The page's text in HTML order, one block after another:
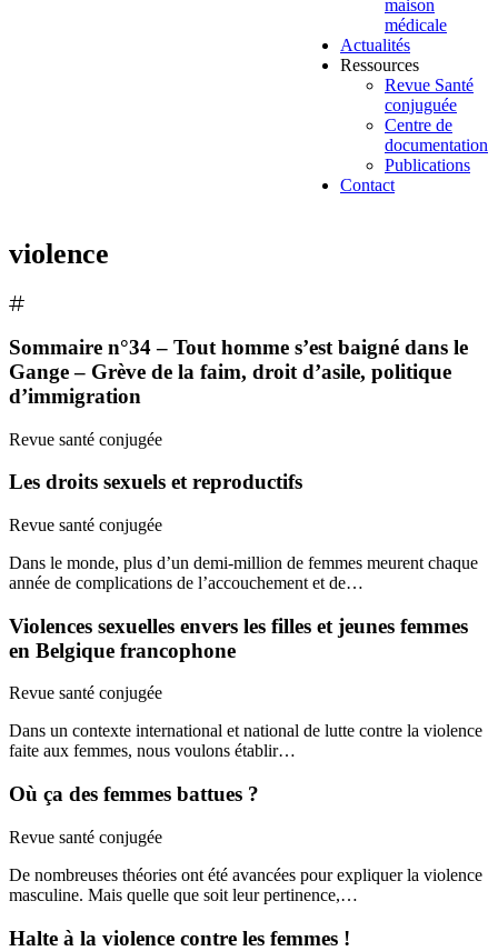
maison
médicale
Actualités
Ressources
Revue Santé
conjuguée
Centre de
documentation
Publications
Contact
violence
Sommaire n°34 – Tout homme s’est baigné dans le
Gange – Grève de la faim, droit d’asile, politique
d’immigration
Revue santé conjugée
Les droits sexuels et reproductifs
Revue santé conjugée
Dans le monde, plus d’un demi-million de femmes meurent chaque
année de complications de l’accouchement et de…
Violences sexuelles envers les filles et jeunes femmes
en Belgique francophone
Revue santé conjugée
Dans un contexte international et national de lutte contre la violence
faite aux femmes, nous voulons établir…
Où ça des femmes battues ?
Revue santé conjugée
De nombreuses théories ont été avancées pour expliquer la violence
masculine. Mais quelle que soit leur pertinence,…
Halte à la violence contre les femmes !